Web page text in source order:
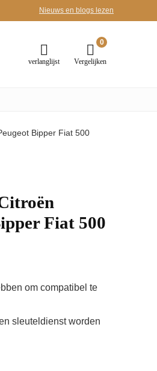
Nieuws en blogs lezen
verlanglijst
0
Vergelijken
Bipper Fiat 500
Fiat 500
om compatibel te
sleuteldienst worden